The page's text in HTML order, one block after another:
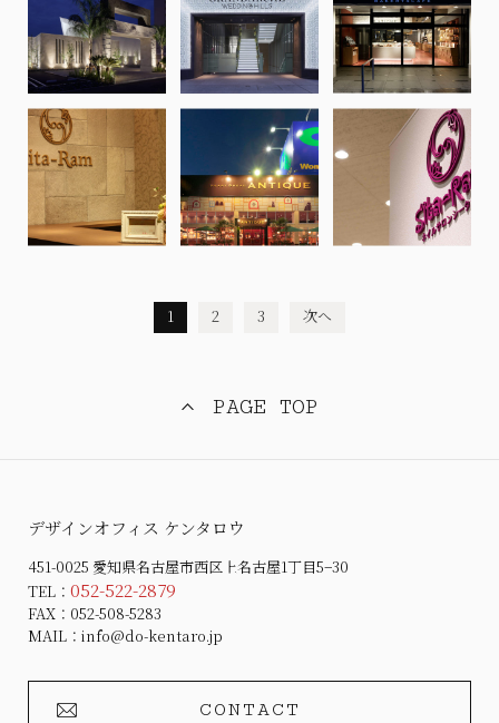
1 2 3 次へ
PAGE TOP
デザインオフィス ケンタロウ
451-0025 愛知県名古屋市西区上名古屋1丁目5−30
TEL： 052-522-2879
FAX：052-508-5283
MAIL： info@do-kentaro.jp
CONTACT